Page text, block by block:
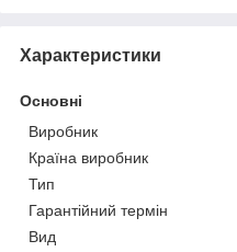
Характеристики
Основні
Виробник
Країна виробник
Тип
Гарантійний термін
Вид